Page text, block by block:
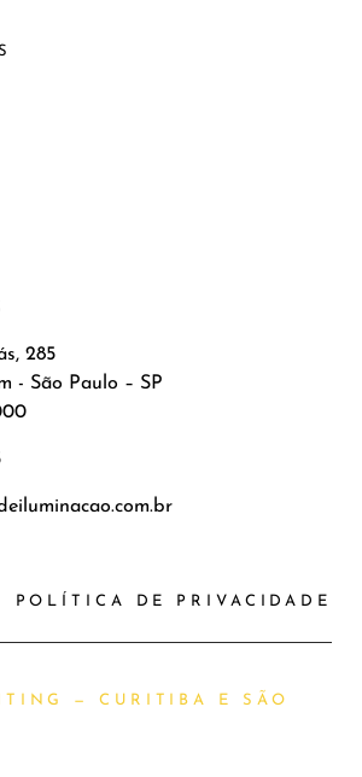
285
- São Paulo – SP
POLÍTICA DE PRIVACIDADE
— CURITIBA E SÃO